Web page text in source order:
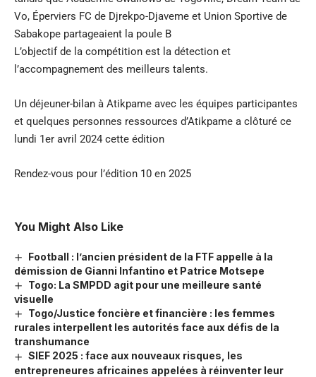
Vo, Éperviers FC de Djrekpo-Djaveme et Union Sportive de
Sabakope partageaient la poule B
L’objectif de la compétition est la détection et
l’accompagnement des meilleurs talents.
Un déjeuner-bilan à Atikpame avec les équipes participantes
et quelques personnes ressources d’Atikpame a clôturé ce
lundi 1er avril 2024 cette édition
Rendez-vous pour l’édition 10 en 2025
You Might Also Like
Football : l’ancien président de la FTF appelle à la
démission de Gianni Infantino et Patrice Motsepe
Togo: La SMPDD agit pour une meilleure santé
visuelle
Togo/Justice foncière et financière : les femmes
rurales interpellent les autorités face aux défis de la
transhumance
SIEF 2025 : face aux nouveaux risques, les
entrepreneures africaines appelées à réinventer leur